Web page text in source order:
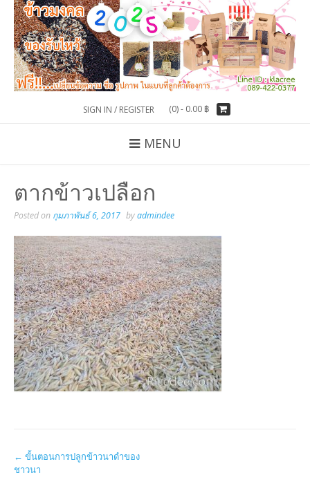
SIGN IN / REGISTER (0) - 0.00 ฿
MENU
ตากข้าวเปลือก
Posted on กุมภาพันธ์ 6, 2017 byadmindee
Post
← ขั้นตอนการปลูกข้าวนาดำของ
ชาวนา